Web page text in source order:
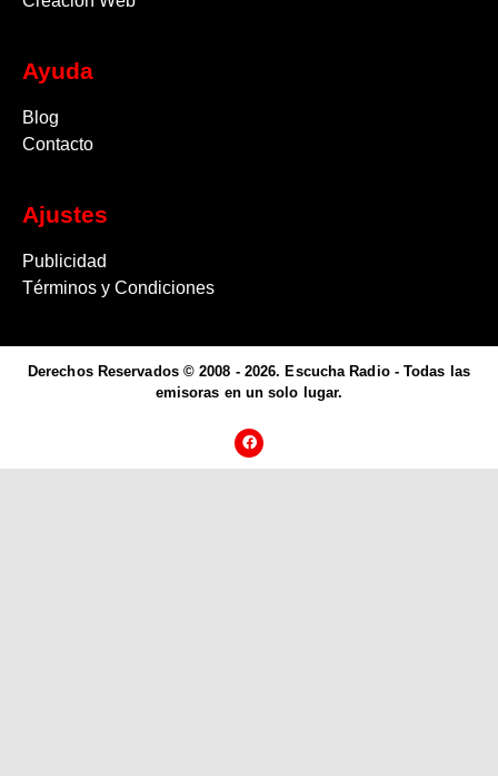
Ayuda
Blog
Contacto
Ajustes
Publicidad
Términos y Condiciones
Derechos Reservados © 2008 - 2026. Escucha Radio - Todas las
emisoras en un solo lugar.